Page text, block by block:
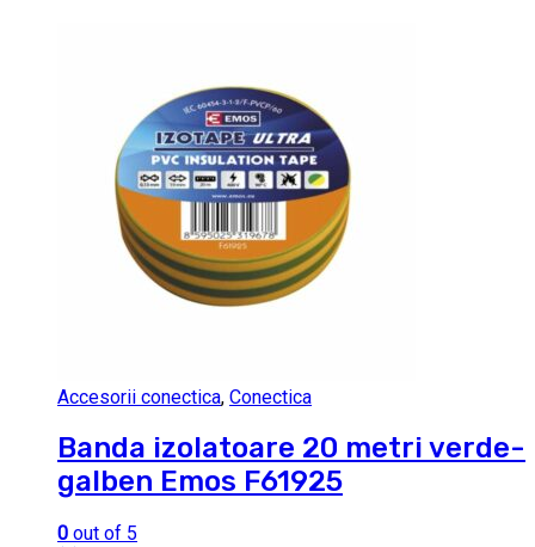
Accesorii conectica, Conectica
Banda izolatoare 20 metri verde-
galben Emos F61925
0 out of 5